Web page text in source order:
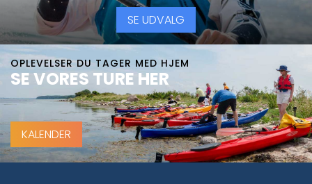
SE UDVALG
OPLEVELSER DU TAGER MED HJEM
SE VORES TURE HER
KALENDER